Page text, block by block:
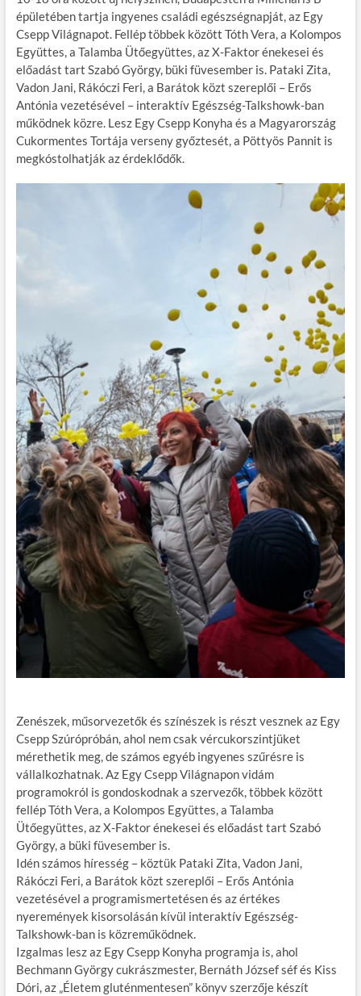
b
o
o
k
er
bl
r
es
t
m
e
g
épületében tartja ingyenes családi egészségnapját, az Egy
Csepp Világnapot. Fellép többek között Tóth Vera, a Kolompos
Együttes, a Talamba Ütőegyüttes, az X-Faktor énekesei és
előadást tart Szabó György, büki füvesember is. Pataki Zita,
Vadon Jani, Rákóczi Feri, a Barátok közt szereplői – Erős
Antónia vezetésével – interaktív Egészség-Talkshowk-ban
működnek közre. Lesz Egy Csepp Konyha és a Magyarország
Cukormentes Tortája verseny győztesét, a Pöttyös Pannit is
megkóstolhatják az érdeklődők.
Zenészek, műsorvezetők és színészek is részt vesznek az Egy
Csepp Szúrópróbán, ahol nem csak vércukorszintjüket
mérethetik meg, de számos egyéb ingyenes szűrésre is
vállalkozhatnak. Az Egy Csepp Világnapon vidám
programokról is gondoskodnak a szervezők, többek között
fellép Tóth Vera, a Kolompos Együttes, a Talamba
Ütőegyüttes, az X-Faktor énekesei és előadást tart Szabó
György, a büki füvesember is.
Idén számos híresség – köztük Pataki Zita, Vadon Jani,
Rákóczi Feri, a Barátok közt szereplői – Erős Antónia
vezetésével a programismertetésen és az értékes
nyeremények kisorsolásán kívül interaktív Egészség-
Talkshowk-ban is közreműködnek.
Izgalmas lesz az Egy Csepp Konyha programja is, ahol
Bechmann György cukrászmester, Bernáth József séf és Kiss
Dóri, az „Életem gluténmentesen” könyv szerzője készít